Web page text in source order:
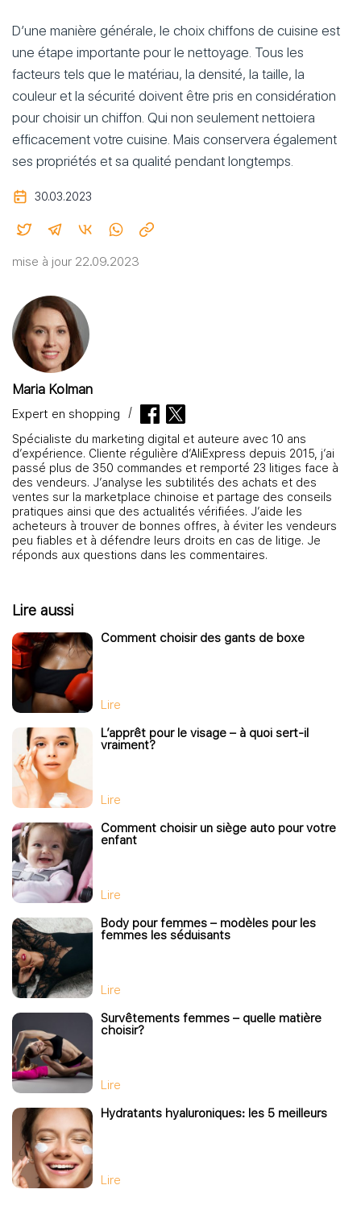
D’une manière générale, le choix chiffons de cuisine est
une étape importante pour le nettoyage. Tous les
facteurs tels que le matériau, la densité, la taille, la
couleur et la sécurité doivent être pris en considération
pour choisir un chiffon. Qui non seulement nettoiera
efficacement votre cuisine. Mais conservera également
ses propriétés et sa qualité pendant longtemps.
30.03.2023
mise à jour 22.09.2023
Maria Kolman
Expert en shopping
Spécialiste du marketing digital et auteure avec 10 ans
d’expérience. Cliente régulière d’AliExpress depuis 2015, j’ai
passé plus de 350 commandes et remporté 23 litiges face à
des vendeurs. J’analyse les subtilités des achats et des
ventes sur la marketplace chinoise et partage des conseils
pratiques ainsi que des actualités vérifiées. J’aide les
acheteurs à trouver de bonnes offres, à éviter les vendeurs
peu fiables et à défendre leurs droits en cas de litige. Je
réponds aux questions dans les commentaires.
Lire aussi
Comment choisir des gants de boxe
Lire
L’apprêt pour le visage – à quoi sert-il
vraiment?
Lire
Comment choisir un siège auto pour votre
enfant
Lire
Body pour femmes – modèles pour les
femmes les séduisants
Lire
Survêtements femmes – quelle matière
choisir?
Lire
Hydratants hyaluroniques: les 5 meilleurs
Lire